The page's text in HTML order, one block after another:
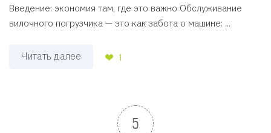
Введение: экономия там, где это важно Обслуживание
вилочного погрузчика — это как забота о машине: ...
Читать далее 1
5